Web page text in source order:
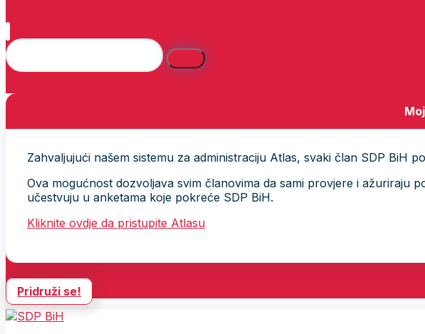
Zahvaljujući našem sistemu za administraciju Atlas, svaki član SDP BiH
Ova mogućnost dozvoljava svim članovima da sami provjere i ažuriraju
učestvuju u anketama koje pokreće SDP BiH.
Kliknite ovdje da pristupite Atlasu
Pridruži se!